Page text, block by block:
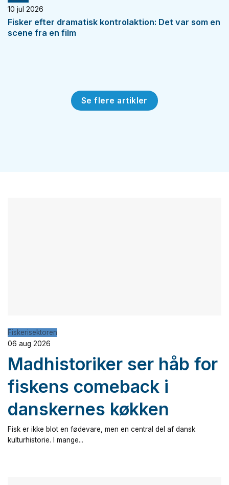
10 jul 2026
Fisker efter dramatisk kontrolaktion: Det var som en
scene fra en film
Se flere artikler
Fiskerisektoren
06 aug 2026
Madhistoriker ser håb for
fiskens comeback i
danskernes køkken
Fisk er ikke blot en fødevare, men en central del af dansk
kulturhistorie. I mange...